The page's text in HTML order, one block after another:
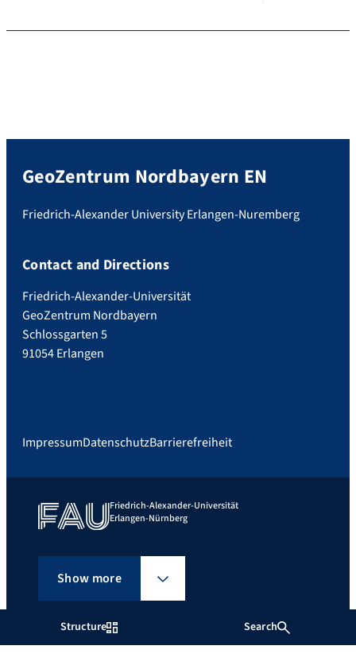
Structure Search
GeoZentrum Nordbayern EN
Friedrich-Alexander University Erlangen-Nuremberg
Contact and Directions
Friedrich-Alexander-Universität
GeoZentrum Nordbayern
Schlossgarten 5
91054 Erlangen
ImpressumDatenschutzBarrierefreiheit
Friedrich-Alexander-Universität
Erlangen-Nürnberg
Show more